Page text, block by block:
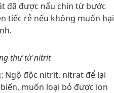
đã được nấu chín từ bước
tiếc rẻ nếu không muốn hại
thư từ nitrit
Ngộ độc nitrit, nitrat để lại
muốn loại bỏ được ion